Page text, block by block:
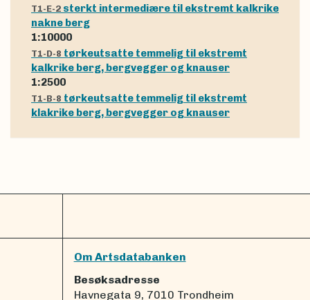
T1-E-2 sterkt intermediære til ekstremt kalkrike
nakne berg
1:10000
T1-D-8 tørkeutsatte temmelig til ekstremt
kalkrike berg, bergvegger og knauser
1:2500
T1-B-8 tørkeutsatte temmelig til ekstremt
klakrike berg, bergvegger og knauser
Om Artsdatabanken
Besøksadresse
Havnegata 9, 7010 Trondheim